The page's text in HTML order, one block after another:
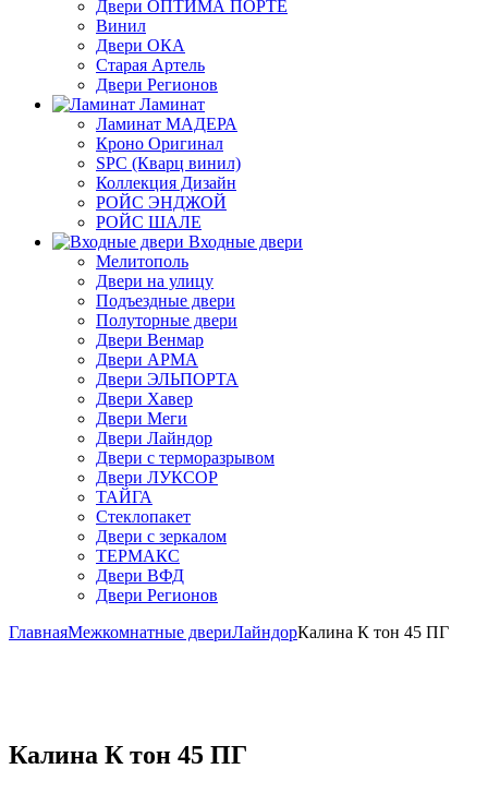
Двери ОПТИМА ПОРТЕ
Винил
Двери ОКА
Старая Артель
Двери Регионов
Ламинат
Ламинат МАДЕРА
Кроно Оригинал
SPC (Кварц винил)
Коллекция Дизайн
РОЙС ЭНДЖОЙ
РОЙС ШАЛЕ
Входные двери
Мелитополь
Двери на улицу
Подъездные двери
Полуторные двери
Двери Венмар
Двери АРМА
Двери ЭЛЬПОРТА
Двери Хавер
Двери Меги
Двери Лайндор
Двери с терморазрывом
Двери ЛУКСОР
ТАЙГА
Стеклопакет
Двери с зеркалом
ТЕРМАКС
Двери ВФД
Двери Регионов
ГлавнаяМежкомнатные двериЛайндорКалина К тон 45 ПГ
Калина К тон 45 ПГ